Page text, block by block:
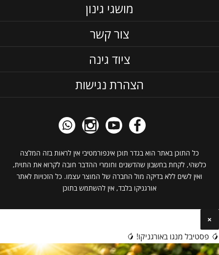
מושגי גינון
צור קשר
ציוד גינה
הצהרת נגישות
כל התוכן באתר הוא בגדר תוכן אינפורמטיבי אין לראות בזה המלצה
כלשהי, לקחת בחשבון שהדשנים וחומרי ההדבר חובה לקרוא את התוית,
ואין לשים ללא בדיקה מול החברה של המוצר עצמו. כל הזכויות לאתר
אורגניקו בלבד, אין להשתמש בתוכן
×
🥭 פסטיבל מנגו באורגניקו! 🥭